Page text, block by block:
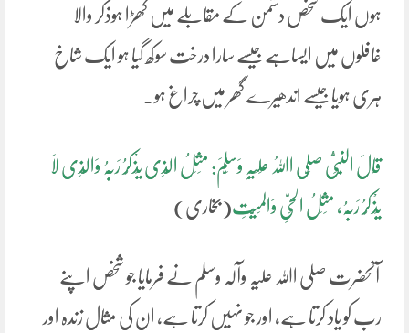
ہوں ایک شخص دشمن کے مقابلے میں کھڑا ہوذکر والا
غافلوں میں ایساہے جیسے سارا درخت سوکھ گیا ہو ایک شاخ
ہری ہویا جیسے اندھیرے گھر میں چراغ ہو۔
قَالَ النَّبِیُّ صَلَّی اﷲُ عَلَیْہِ وَسَلَّمَ: مَثَلُ الَّذِی یَذْکُرُ رَبَّہُ وَالَّذِی لاَ
یَذْکُرُ رَبَّہُ، مَثَلُ الحَیِّ وَالمَیِّتِ(بخاری)
آنحضرت صلی اﷲ علیہ وآلہ وسلم نے فرمایا جو شخص اپنے
رب کو یاد کرتا ہے، اور جو نہیں کرتا ہے، ان کی مثال زندہ اور